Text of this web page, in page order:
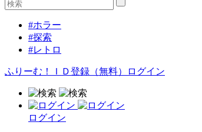
#ホラー
#探索
#レトロ
ふりーむ！ＩＤ登録（無料） ログイン
ログイン